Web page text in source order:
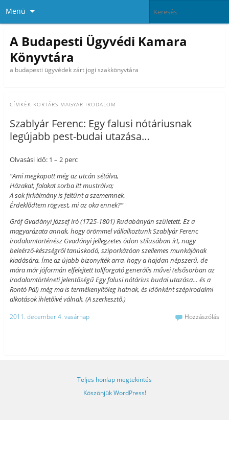
Menü
A Budapesti Ügyvédi Kamara
Könyvtára
a budapesti ügyvédek zárt jogi szakkönyvtára
CÍMKÉK KORTÁRS MAGYAR IRODALOM
Szablyár Ferenc: Egy falusi nótáriusnak
legújabb pest-budai utazása…
Olvasási idő: 1 – 2 perc
“Ami megkapott még az utcán sétálva,
Házakat, falakat sorba itt mustrálva;
A sok firkálmány is feltűnt a szememnek,
Érdeklődtem rögvest, mi az oka ennek?”
Gróf Gvadányi József író (1725-1801) Rudabányán született. Ez a
magyarázata annak, hogy örömmel vállalkoztunk Szablyár Ferenc
irodalomtörténész Gvadányi jellegzetes ódon stílusában írt, nagy
beleérző-készségről tanúskodó, sziporkázóan szellemes munkájának
kiadására. Íme az újabb bizonyíték arra, hogy a hajdan népszerű, de
mára már jóformán elfelejtett tollforgató generális művei (elsősorban az
irodalomtörténeti jelentőségű Egy falusi nótárius budai utazása… és a
Rontó Pál) még ma is termékenyítőleg hatnak, és időnként szépirodalmi
alkotások ihletőivé válnak. (A szerkesztő.)
2011. december 4. vasárnap Hozzászólás
Teljes honlap megtekintés
Köszönjük WordPress!